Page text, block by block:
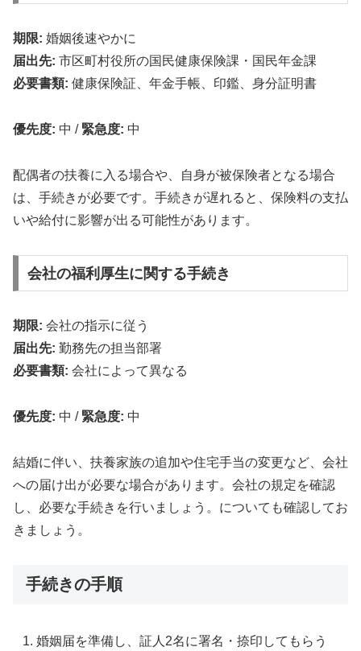
期限: 婚姻後速やかに
届出先: 市区町村役所の国民健康保険課・国民年金課
必要書類: 健康保険証、年金手帳、印鑑、身分証明書
優先度: 中 / 緊急度: 中
配偶者の扶養に入る場合や、自身が被保険者となる場合
は、手続きが必要です。手続きが遅れると、保険料の支払
いや給付に影響が出る可能性があります。
会社の福利厚生に関する手続き
期限: 会社の指示に従う
届出先: 勤務先の担当部署
必要書類: 会社によって異なる
優先度: 中 / 緊急度: 中
結婚に伴い、扶養家族の追加や住宅手当の変更など、会社
への届け出が必要な場合があります。会社の規定を確認
し、必要な手続きを行いましょう。についても確認してお
きましょう。
手続きの手順
婚姻届を準備し、証人2名に署名・捺印してもらう